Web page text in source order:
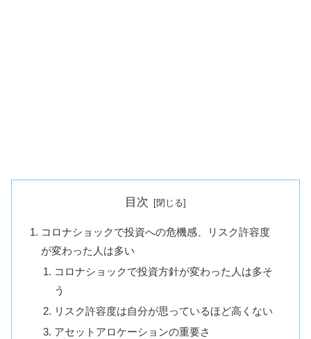
目次
コロナショックで投資への危機感、リスク許容度
が変わった人は多い
コロナショックで投資方針が変わった人は多そ
う
リスク許容度は自分が思っているほど高くない
アセットアロケーションの重要さ